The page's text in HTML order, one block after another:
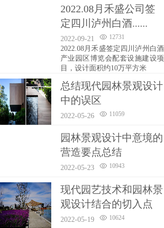
2022.08月禾盛公司签
定四川泸州白酒......
2022-09-21 12731
2022.08月禾盛签定四川泸州白酒
产业园区博览会配套设施建设项
目，设计面积约10万平方米
总结现代园林景观设计
中的误区
2022-05-26 11059
园林景观设计中意境的
营造要点总结
2022-05-23 10943
现代园艺技术和园林景
观设计结合的切入点
2022-05-19 10624